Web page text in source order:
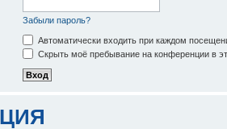
Забыли пароль?
Автоматически входить при каждом
Скрыть моё пребывание на конференции в